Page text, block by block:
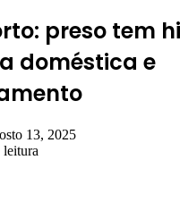
preso tem
doméstica e
13, 2025
leitura